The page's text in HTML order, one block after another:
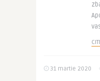
31 martie 2020